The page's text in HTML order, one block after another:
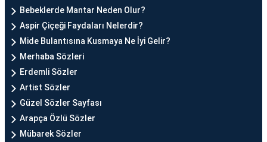
Bebeklerde Mantar Neden Olur?
Aspir Çiçeği Faydaları Nelerdir?
Mide Bulantısına Kusmaya Ne İyi Gelir?
Merhaba Sözleri
Erdemli Sözler
Artist Sözler
Güzel Sözler Sayfası
Arapça Özlü Sözler
Mübarek Sözler